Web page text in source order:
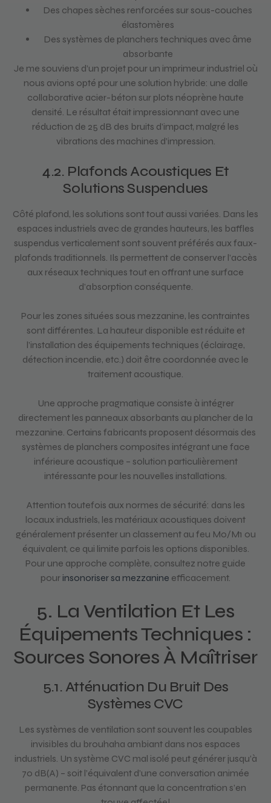
Des chapes sèches renforcées sur sous-couches
élastomères
Des systèmes de planchers techniques avec âme
absorbante
Je me souviens d’un projet pour un imprimeur industriel où
nous avions opté pour une solution hybride: une dalle
collaborative acier-béton sur plots néoprène haute
densité. Le résultat était impressionnant avec une
réduction de 25 dB des bruits d’impact, malgré les
vibrations des machines d’impression.
4.2. Plafonds Acoustiques Et
Solutions Suspendues
Côté plafond, les solutions sont tout aussi variées. Dans les
espaces industriels avec de grandes hauteurs, les baffles
suspendus verticalement sont souvent préférés aux faux-
plafonds traditionnels. Ils permettent de conserver l’accès
aux réseaux techniques tout en offrant une surface
d’absorption conséquente.
Pour les zones situées sous mezzanine, les contraintes
sont différentes. La hauteur disponible est réduite et
l’installation des équipements techniques (éclairage,
détection incendie, etc.) doit être coordonnée avec le
traitement acoustique.
Une approche pragmatique consiste à intégrer
directement les panneaux absorbants au plancher de la
mezzanine. Certains fabricants proposent désormais des
systèmes de planchers composites intégrant une face
inférieure acoustique – solution particulièrement
intéressante pour les nouvelles installations.
Attention toutefois aux normes de sécurité: dans les
locaux industriels, les matériaux acoustiques doivent
généralement présenter un classement au feu M0/M1 ou
équivalent, ce qui limite parfois les options disponibles.
Pour une approche complète, consultez notre guide
pour insonoriser sa mezzanine efficacement.
5. La Ventilation Et Les
Équipements Techniques :
Sources Sonores À Maîtriser
5.1. Atténuation Du Bruit Des
Systèmes CVC
Les systèmes de ventilation sont souvent les coupables
invisibles du brouhaha ambiant dans nos espaces
industriels. Un système CVC mal isolé peut générer jusqu’à
70 dB(A) – soit l’équivalent d’une conversation animée
permanente. Pas étonnant que la concentration s’en